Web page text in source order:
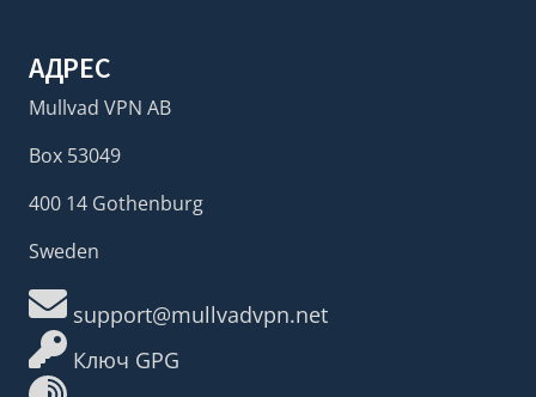
АДРЕС
Mullvad VPN AB
Box 53049
400 14 Gothenburg
Sweden
support@mullvadvpn.net
Ключ GPG